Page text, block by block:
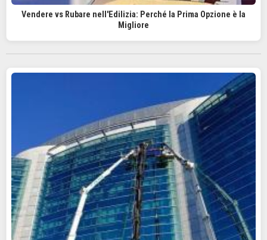
Vendere vs Rubare nell'Edilizia: Perché la Prima Opzione è la
Migliore